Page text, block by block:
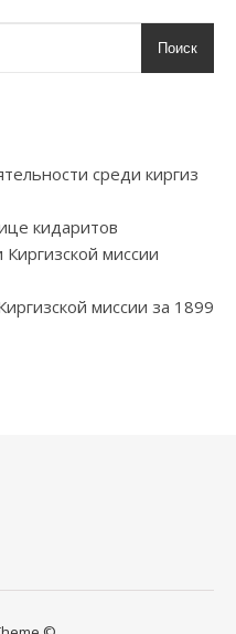
Поиск
среди киргиз
кидаритов
миссии
миссии за 1899